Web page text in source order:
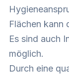
Flächen kann
Es sind auch
möglich.
Durch eine